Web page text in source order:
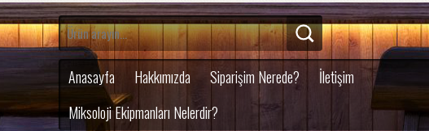
Anasayfa Hakkımızda Siparişim Nerede?
İletişim
Miksoloji Ekipmanları Nelerdir?